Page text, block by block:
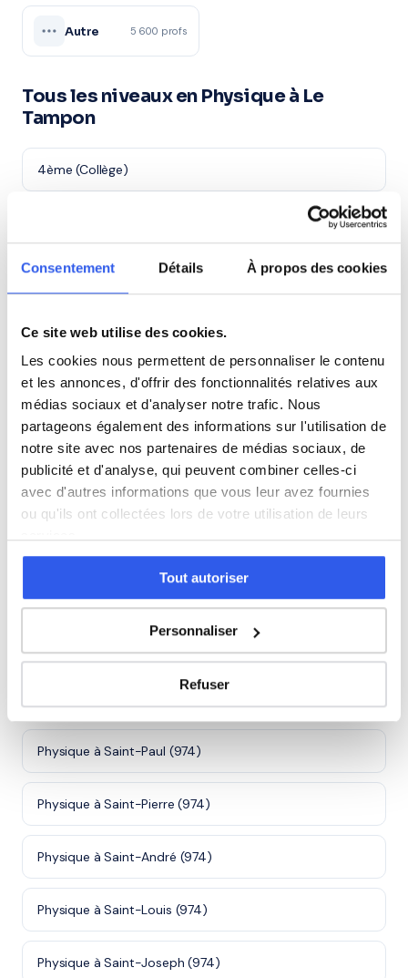
Consentement Détails À propos des cookies
Ce site web utilise des cookies.
Les cookies nous permettent de personnaliser le contenu
et les annonces, d'offrir des fonctionnalités relatives aux
médias sociaux et d'analyser notre trafic. Nous
partageons également des informations sur l'utilisation de
notre site avec nos partenaires de médias sociaux, de
publicité et d'analyse, qui peuvent combiner celles-ci
avec d'autres informations que vous leur avez fournies
ou qu'ils ont collectées lors de votre utilisation de leurs
Tout autoriser
Personnaliser
Refuser
Autre 5 600 profs
Tous les niveaux en Physique à Le
Tampon
4ème (Collège)
Seconde (Lycée)
Première (Lycée)
Terminale (Lycée)
Études supérieures (Supérieur & Adultes)
⭐
338+ familles accompagnées à Le Tampon
Note moyenne de 4.8/5. Notre organisme partenaire
Rejoindre ces familles →
Villes proches de Le Tampon
Physique à Saint-Paul (974)
Physique à Saint-Pierre (974)
Physique à Saint-André (974)
Physique à Saint-Louis (974)
Physique à Saint-Joseph (974)